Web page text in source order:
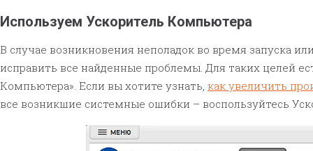
Используем Ускоритель Компьютера
В случае возникновения неполадок во время запуска
исправить все найденные проблемы. Для таких целей
Компьютера». Если вы хотите узнать, как увеличить
все возникшие системные ошибки – воспользуйтесь